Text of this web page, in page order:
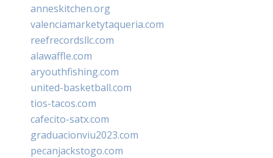
anneskitchen.org
valenciamarketytaqueria.com
reefrecordsllc.com
alawaffle.com
aryouthfishing.com
united-basketball.com
tios-tacos.com
cafecito-satx.com
graduacionviu2023.com
pecanjackstogo.com